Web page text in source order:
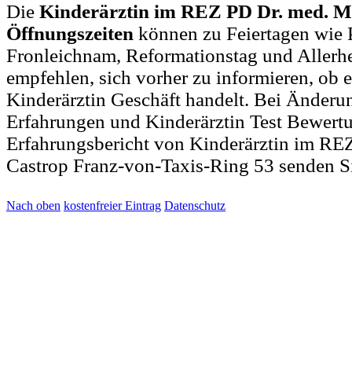
Die Kinderärztin im REZ PD Dr. med.
Öffnungszeiten können zu Feiertagen wie
Fronleichnam, Reformationstag und
empfehlen, sich vorher zu informieren, ob
Kinderärztin Geschäft handelt. Bei
Erfahrungen und Kinderärztin Test
Erfahrungsbericht von Kinderärztin im
Castrop Franz-von-Taxis-Ring 53 senden
Nach oben kostenfreier Eintrag Datenschutz